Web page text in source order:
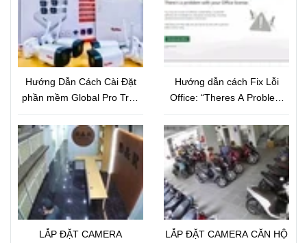
Hướng Dẫn Cách Cài Đặt
phần mềm Global Pro Trên
Hướng dẫn cách Fix Lỗi
Office: “Theres A Problem
LẮP ĐẶT CAMERA
LẮP ĐẶT CAMERA CĂN HỘ